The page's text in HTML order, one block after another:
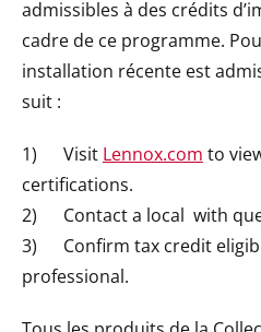
admissibles à des crédits
cadre de ce programme.
installation récente est
suit :
1) Visit Lennox.com to
certifications.
2) Contact a local with
3) Confirm tax credit
professional.